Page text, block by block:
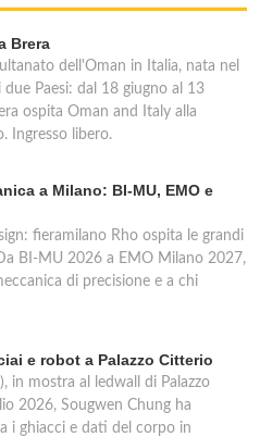
Brera
dell'Oman in Italia, nata nel
Paesi: dal 18 giugno al 13
ospita Oman and Italy alla
Ingresso libero.
a Milano: BI-MU, EMO e
fieramilano Rho ospita le grandi
BI-MU 2026 a EMO Milano 2027,
di precisione e a chi
e robot a Palazzo Citterio
in mostra al ledwall di Palazzo
2026, Sougwen Chung ha
i ghiacci e dati del corpo in